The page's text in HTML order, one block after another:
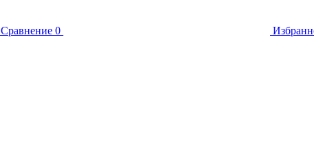
Сравнение 0